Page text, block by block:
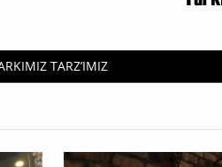
TARZ’IMIZ